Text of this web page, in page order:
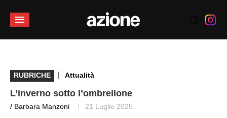
RUBRICHE | Attualità
L’inverno sotto l’ombrellone
/ Barbara Manzoni 21 Luglio 2025